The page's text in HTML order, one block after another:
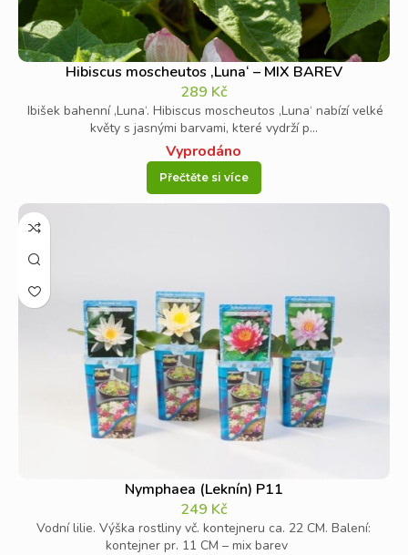
Hibiscus moscheutos ‚Luna‘ – MIX BAREV
289 Kč
Ibišek bahenní ‚Luna‘. Hibiscus moscheutos ‚Luna‘ nabízí velké
květy s jasnými barvami, které vydrží p...
Vyprodáno
Přečtěte si více
Nymphaea (Leknín) P11
249 Kč
Vodní lilie. Výška rostliny vč. kontejneru ca. 22 CM. Balení:
kontejner pr. 11 CM – mix barev